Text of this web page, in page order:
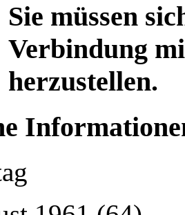
Sie müssen
Verbindung
herzustellen.